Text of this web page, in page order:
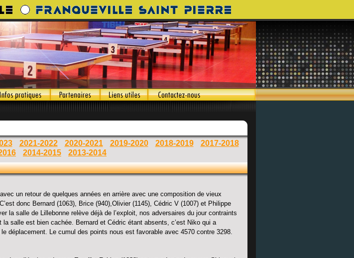
2021-2022 2020-2021 2019-2020 2018-2019
2017-2018
2014-2015
2013-2014
un retour de quelques années en arrière avec une composition de vieux
donc Bernard (1063), Brice (940),Olivier (1145), Cédric V (1007) et Philippe
la salle de Lillebonne relève déjà de l’exploit, nos adversaires du jour contraints
salle est bien cachée. Bernard et Cédric étant absents, c’est Niko qui a
déplacement. Le cumul des points nous est favorable avec 4570 contre 3298.